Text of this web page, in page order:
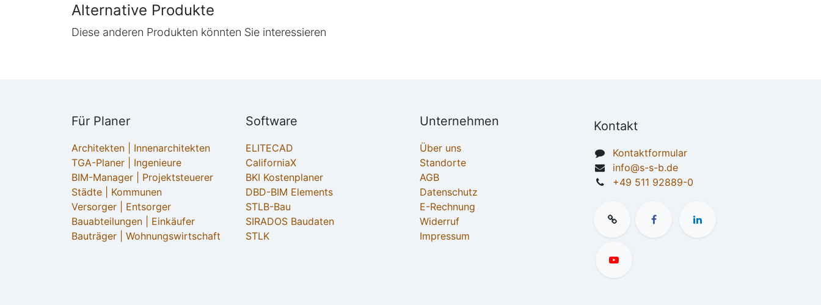
Alternative Produkte
Diese anderen Produkten könnten Sie interessieren
Für Planer
Architekten | Innenarchitekten
TGA-Planer | Ingenieure
BIM-Manager | Projektsteuerer
Städte | Kommunen
Versorger | Entsorger
Bauabteilungen | Einkäufer
Bauträger | Wohnungswirtschaft
Software
ELITECAD
CaliforniaX
BKI Kostenplaner
DBD-BIM Elements
STLB-Bau
SIRADOS Baudaten
STLK
Unternehmen
Über uns
Standorte
AGB
Datenschutz
E-Rechnung
Widerruf
Impressum
Kontakt
Kontaktformular
info@s-s-b.de
+49 511 92889-0